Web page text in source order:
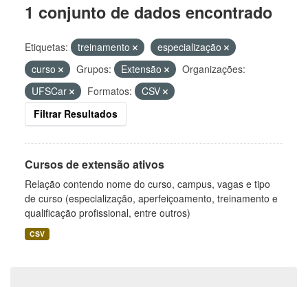
1 conjunto de dados encontrado
Etiquetas: treinamento
especialização
curso
Grupos: Extensão
Organizações:
UFSCar
Formatos:
CSV
Filtrar Resultados
Cursos de extensão ativos
Relação contendo nome do curso, campus, vagas e tipo
de curso (especialização, aperfeiçoamento, treinamento e
qualificação profissional, entre outros)
CSV